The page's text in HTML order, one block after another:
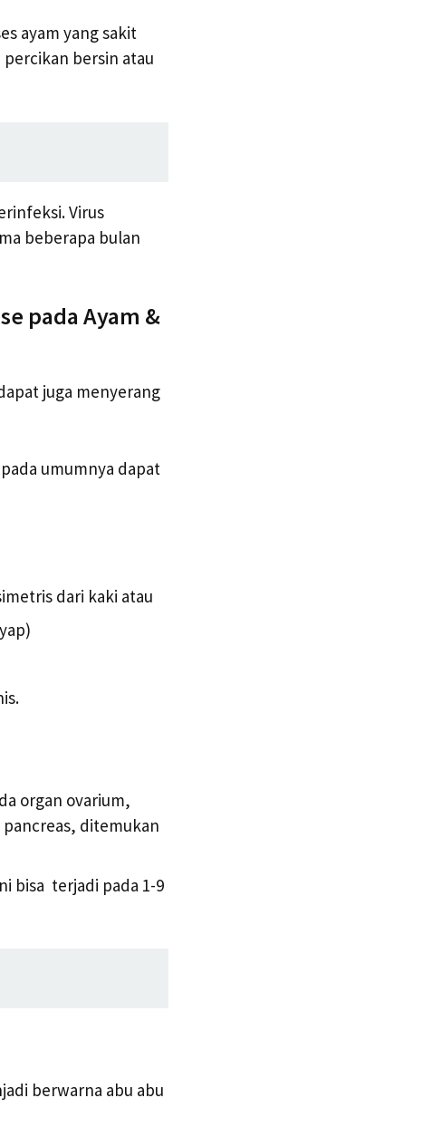
ayam yang sakit
bersin atau
Virus
beberapa bulan
pada Ayam &
juga menyerang
umumnya dapat
dari kaki atau
organ ovarium,
ditemukan
bisa terjadi pada 1-9
berwarna abu abu